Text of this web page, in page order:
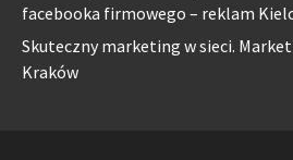
facebooka firmowego – reklam
Skuteczny marketing w sieci.
Kraków